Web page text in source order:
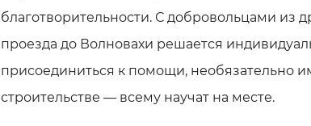
благотворительности. С добровольцами из
проезда до Волновахи решается
присоединиться к помощи, необязательно
строительстве — всему научат на месте.